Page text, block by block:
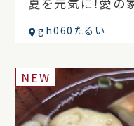
gh060たるい
NEW